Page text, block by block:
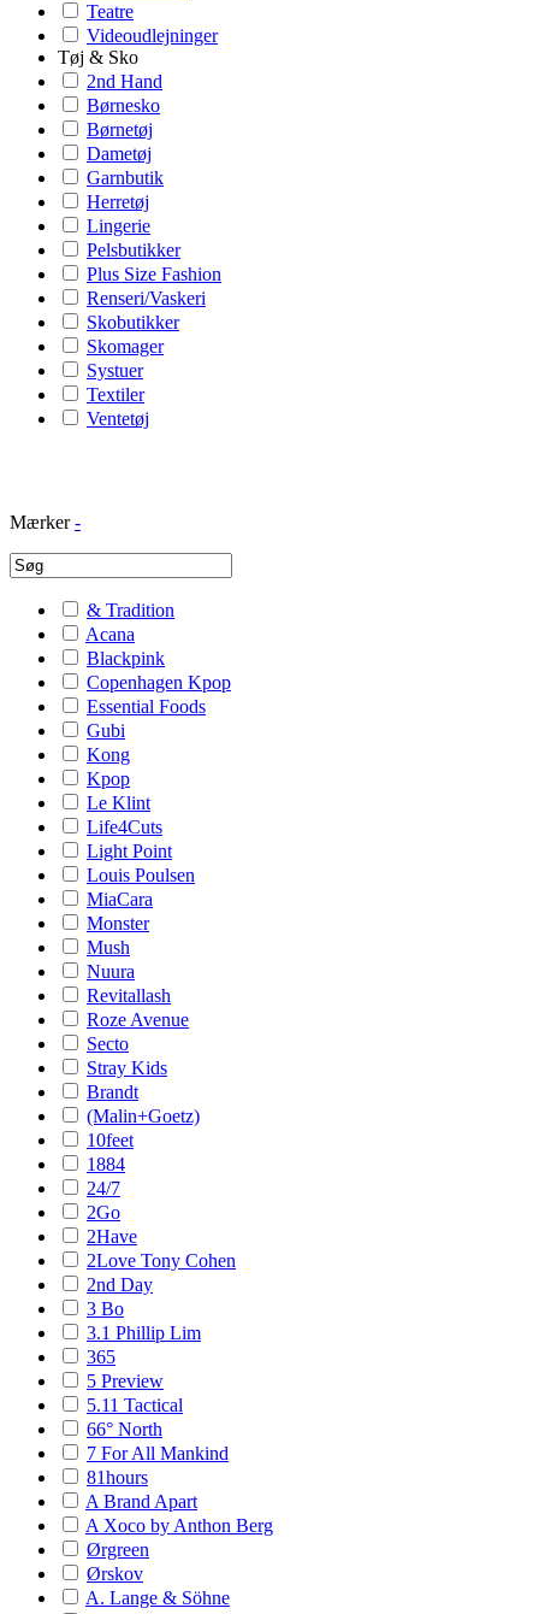
Teatre
Videoudlejninger
Tøj & Sko
2nd Hand
Børnesko
Børnetøj
Dametøj
Garnbutik
Herretøj
Lingerie
Pelsbutikker
Plus Size Fashion
Renseri/Vaskeri
Skobutikker
Skomager
Systuer
Textiler
Ventetøj
Mærker -
& Tradition
Acana
Blackpink
Copenhagen Kpop
Essential Foods
Gubi
Kong
Kpop
Le Klint
Life4Cuts
Light Point
Louis Poulsen
MiaCara
Monster
Mush
Nuura
Revitallash
Roze Avenue
Secto
Stray Kids
Brandt
(Malin+Goetz)
10feet
1884
24/7
2Go
2Have
2Love Tony Cohen
2nd Day
3 Bo
3.1 Phillip Lim
365
5 Preview
5.11 Tactical
66° North
7 For All Mankind
81hours
A Brand Apart
A Xoco by Anthon Berg
Ørgreen
Ørskov
A. Lange & Söhne